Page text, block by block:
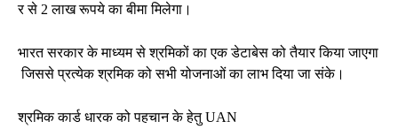
र से 2 लाख रूपये का बीमा मिलेगा।
भारत सरकार के माध्यम से श्रमिकों का एक डेटाबेस को तैयार किया जाएगा
जिससे प्रत्येक श्रमिक को सभी योजनाओं का लाभ दिया जा संके।
श्रमिक कार्ड धारक को पहचान के हेतु UAN